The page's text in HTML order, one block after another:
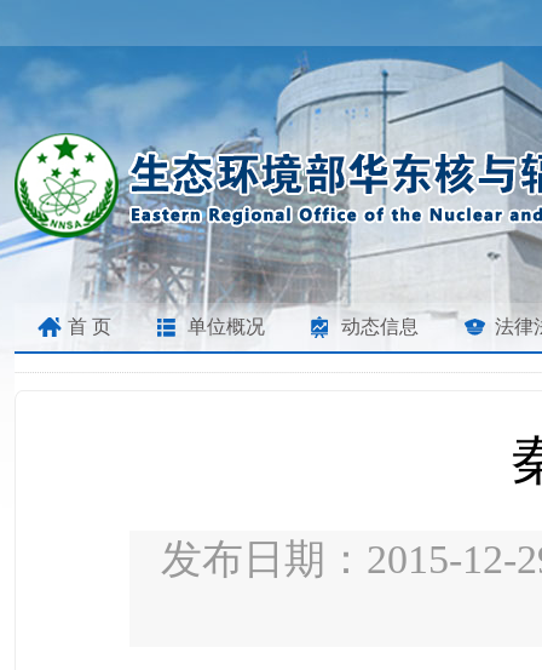
首 页 单位概况 动态信息 法律
发布日期：2015-12-